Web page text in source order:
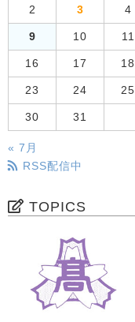
2 3 4
9 10 11
16 17 18
23 24 25
30 31
« 7月
RSS配信中
TOPICS